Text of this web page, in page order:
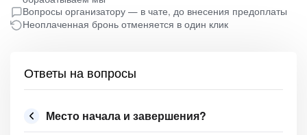
Вопросы организатору — в чате, до внесения предоплаты
Неоплаченная бронь отменяется в один клик
Ответы на вопросы
Место начала и завершения?